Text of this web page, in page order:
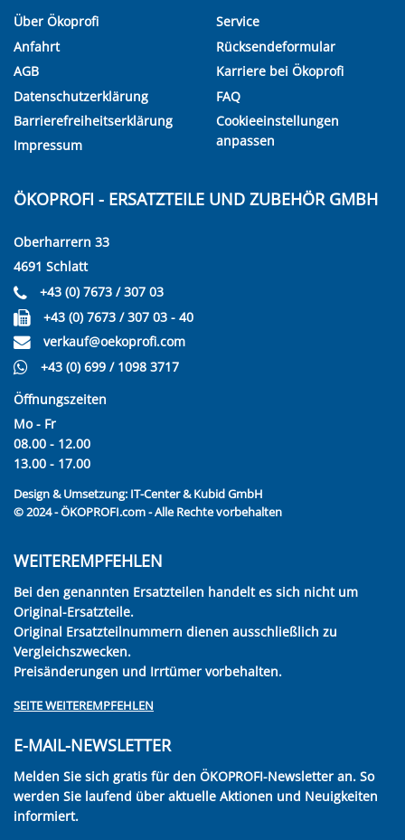
Über Ökoprofi
Anfahrt
AGB
Datenschutzerklärung
Barrierefreiheitserklärung
Impressum
Service
Rücksendeformular
Karriere bei Ökoprofi
FAQ
Cookieeinstellungen
anpassen
ÖKOPROFI - ERSATZTEILE UND ZUBEHÖR GMBH
Oberharrern 33
4691 Schlatt
+43 (0) 7673 / 307 03
+43 (0) 7673 / 307 03 - 40
verkauf@oekoprofi.com
+43 (0) 699 / 1098 3717
Öffnungszeiten
Mo - Fr
08.00 - 12.00
13.00 - 17.00
Design & Umsetzung: IT-Center & Kubid GmbH
© 2024 - ÖKOPROFI.com - Alle Rechte vorbehalten
WEITEREMPFEHLEN
Bei den genannten Ersatzteilen handelt es sich nicht um
Original-Ersatzteile.
Original Ersatzteilnummern dienen ausschließlich zu
Vergleichszwecken.
Preisänderungen und Irrtümer vorbehalten.
SEITE WEITEREMPFEHLEN
E-MAIL-NEWSLETTER
Melden Sie sich gratis für den ÖKOPROFI-Newsletter an. So
werden Sie laufend über aktuelle Aktionen und Neuigkeiten
informiert.